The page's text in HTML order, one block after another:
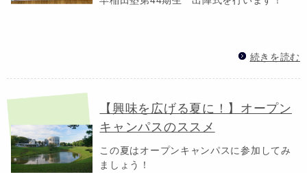
続きを読む
【興味を広げる夏に！】オープン
キャンパスのススメ
この夏はオープンキャンパスに参加してみ
ましょう！